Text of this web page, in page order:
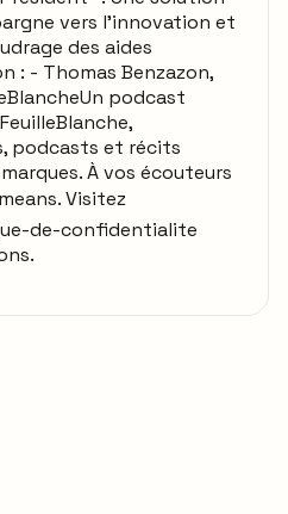
vers l'innovation et
des aides
: - Thomas Benzazon,
podcast
podcasts et récits
À vos écouteurs
Visitez
de-confidentialite